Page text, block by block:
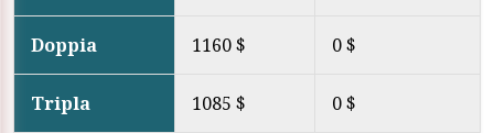
Doppia 1160 $ 0 $
Tripla 1085 $ 0 $